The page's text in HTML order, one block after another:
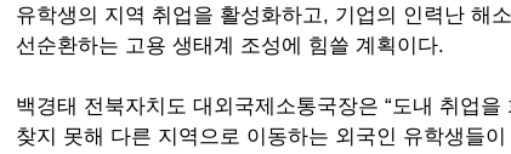
유학생의 지역 취업을 활성화하고, 기업의 인력난 해
선순환하는 고용 생태계 조성에 힘쓸 계획이다.
백경태 전북자치도 대외국제소통국장은 “도내 취업
찾지 못해 다른 지역으로 이동하는 외국인 유학생들